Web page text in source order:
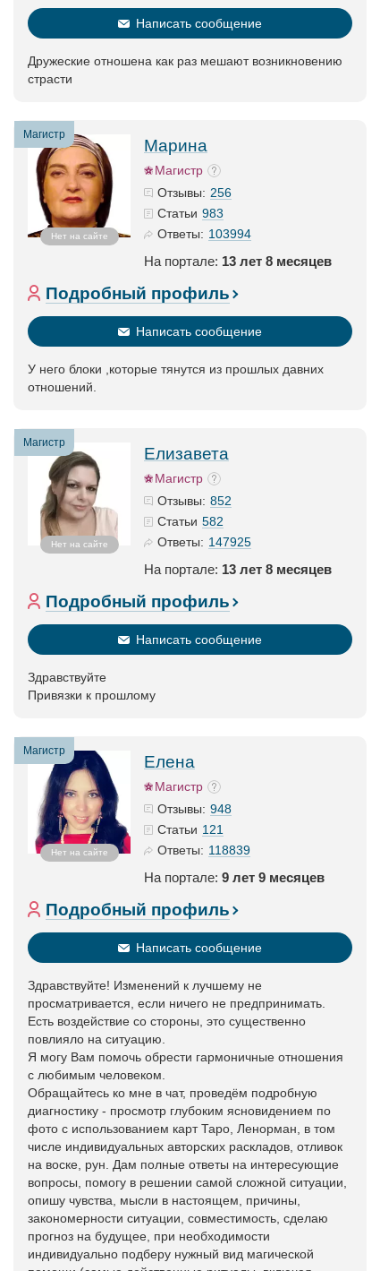
Написать сообщение
Дружеские отношена как раз мешают возникновению
страсти
Магистр
Нет на сайте
Марина
Магистр
Отзывы: 256
Статьи 983
Ответы: 103994
На портале: 13 лет 8 месяцев
Подробный профиль
Написать сообщение
У него блоки ,которые тянутся из прошлых давних
отношений.
Магистр
Нет на сайте
Елизавета
Магистр
Отзывы: 852
Статьи 582
Ответы: 147925
На портале: 13 лет 8 месяцев
Подробный профиль
Написать сообщение
Здравствуйте
Привязки к прошлому
Магистр
Нет на сайте
Елена
Магистр
Отзывы: 948
Статьи 121
Ответы: 118839
На портале: 9 лет 9 месяцев
Подробный профиль
Написать сообщение
Здравствуйте! Изменений к лучшему не
просматривается, если ничего не предпринимать.
Есть воздействие со стороны, это существенно
повлияло на ситуацию.
Я могу Вам помочь обрести гармоничные отношения
с любимым человеком.
Обращайтесь ко мне в чат, проведём подробную
диагностику - просмотр глубоким ясновидением по
фото с использованием карт Таро, Ленорман, в том
числе индивидуальных авторских раскладов, отливок
на воске, рун. Дам полные ответы на интересующие
вопросы, помогу в решении самой сложной ситуации,
опишу чувства, мысли в настоящем, причины,
закономерности ситуации, совместимость, сделаю
прогноз на будущее, при необходимости
индивидуально подберу нужный вид магической